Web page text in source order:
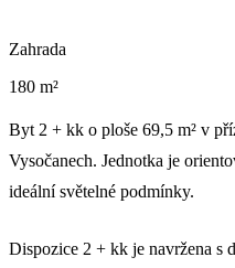
Zahrada
180 m²
Byt 2 + kk o ploše 69,5 m² v
Vysočanech. Jednotka je
ideální světelné podmínky.
Dispozice 2 + kk je navržena s